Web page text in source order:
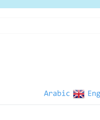
Arabic